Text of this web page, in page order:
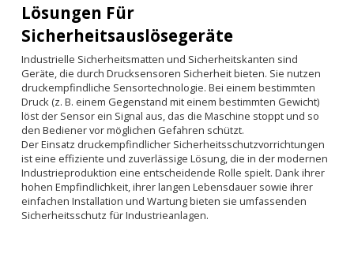
Lösungen Für
Sicherheitsauslösegeräte
Industrielle Sicherheitsmatten und Sicherheitskanten sind
Geräte, die durch Drucksensoren Sicherheit bieten. Sie nutzen
druckempfindliche Sensortechnologie. Bei einem bestimmten
Druck (z. B. einem Gegenstand mit einem bestimmten Gewicht)
löst der Sensor ein Signal aus, das die Maschine stoppt und so
den Bediener vor möglichen Gefahren schützt.
Der Einsatz druckempfindlicher Sicherheitsschutzvorrichtungen
ist eine effiziente und zuverlässige Lösung, die in der modernen
Industrieproduktion eine entscheidende Rolle spielt. Dank ihrer
hohen Empfindlichkeit, ihrer langen Lebensdauer sowie ihrer
einfachen Installation und Wartung bieten sie umfassenden
Sicherheitsschutz für Industrieanlagen.